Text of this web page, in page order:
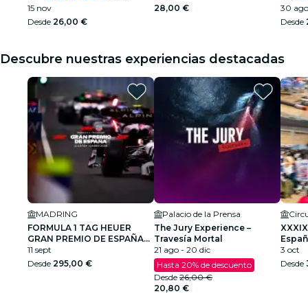
15 nov
Desde 26,00 €
28,00 €
30
Desde
Descubre nuestras experiencias destacadas
MADRING
FORMULA 1 TAG HEUER
GRAN PREMIO DE ESPAÑA
2026
11 sept
Desde 295,00 €
Palacio de la Prensa
The Jury Experience –
Travesía Mortal
21 ago - 20 dic
Hasta 20% de descuento
Desde 26,00 €
20,80 €
3 oct
Desde